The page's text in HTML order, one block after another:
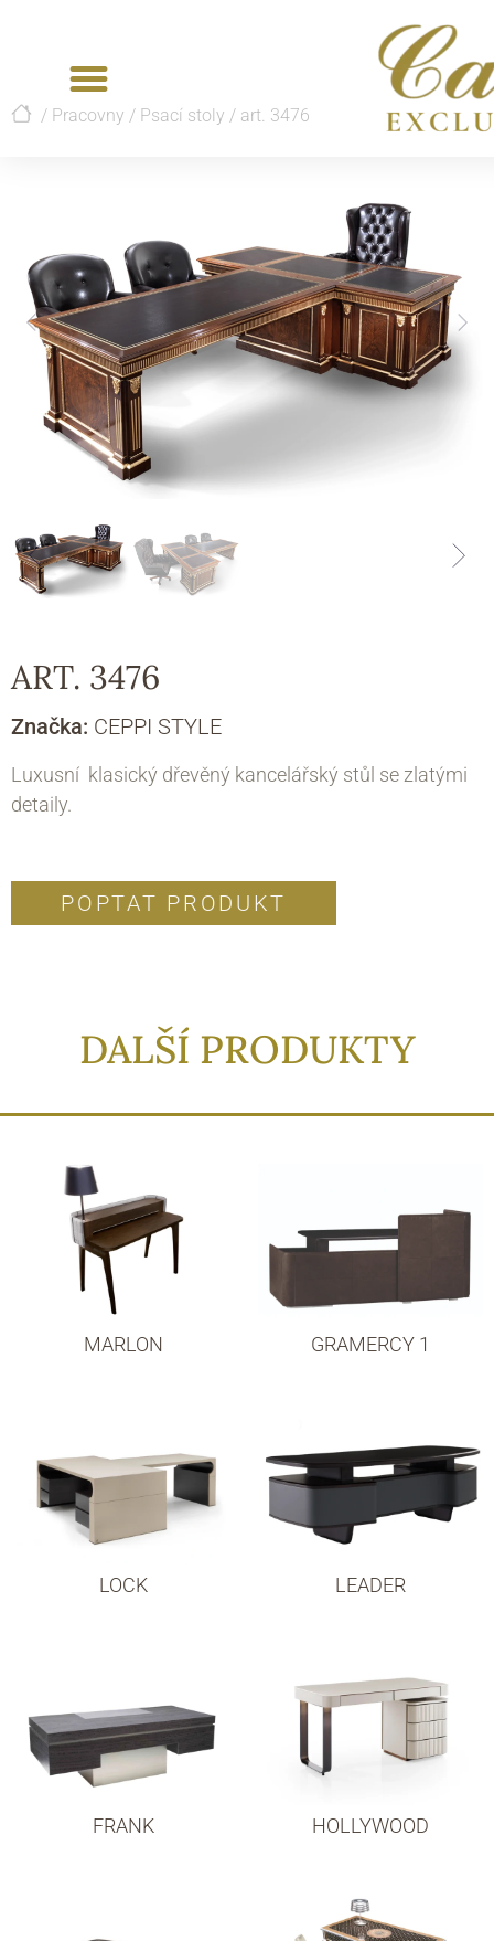
/ Pracovny / Psací stoly / art. 3476
ART. 3476
Značka: CEPPI STYLE
Luxusní klasický dřevěný kancelářský stůl se zlatými
detaily.
POPTAT PRODUKT
DALŠÍ PRODUKTY
MARLON GRAMERCY 1
LOCK LEADER
FRANK HOLLYWOOD